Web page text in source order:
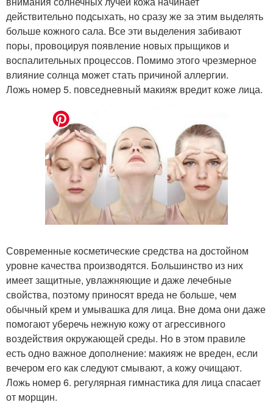
действительно подсыхать, но сразу же за этим выделять
больше кожного сала. Все эти выделения забивают
поры, провоцируя появление новых прыщиков и
воспалительных процессов. Помимо этого чрезмерное
влияние солнца может стать причиной аллергии.
Ложь номер 5. повседневный макияж вредит коже лица.
Современные косметические средства на достойном
уровне качества производятся. Большинство из них
имеет защитные, увлажняющие и даже лечебные
свойства, поэтому приносят вреда не больше, чем
обычный крем и умывашка для лица. Вне дома они даже
помогают уберечь нежную кожу от агрессивного
воздействия окружающей среды. Но в этом правиле
есть одно важное дополнение: макияж не вреден, если
вечером его как следуют смывают, а кожу очищают.
Ложь номер 6. регулярная гимнастика для лица спасает
от морщин.